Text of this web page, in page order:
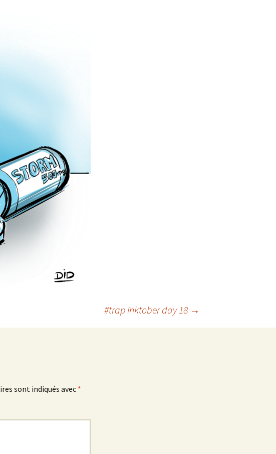
#trap inktober day 18 →
sont indiqués avec *